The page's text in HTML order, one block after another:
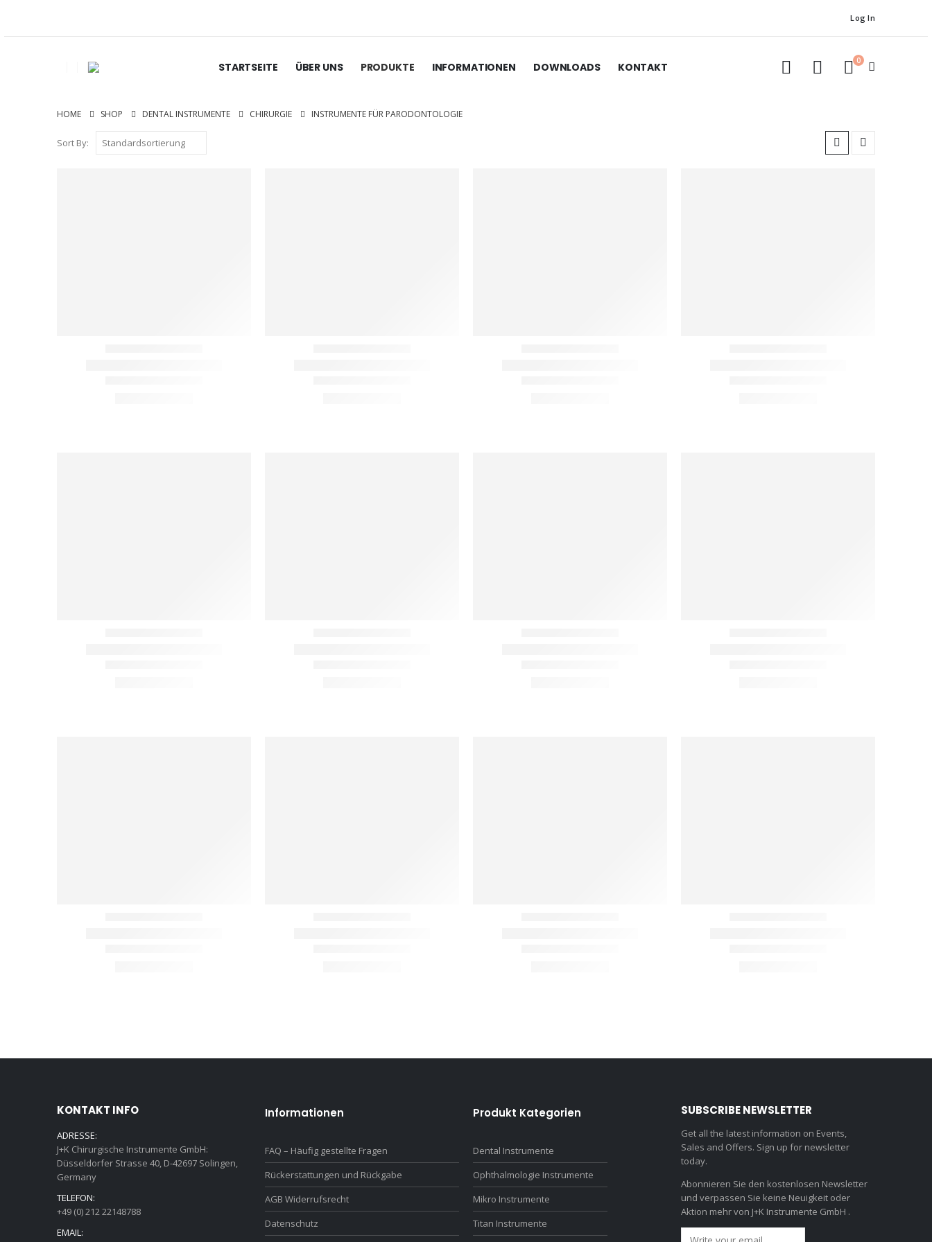
Log In
STARTSEITE ÜBER UNS PRODUKTE INFORMATIONEN DOWNLOADS KONTAKT
0
HOME SHOP DENTAL INSTRUMENTE CHIRURGIE INSTRUMENTE FÜR PARODONTOLOGIE
Sort By:
KONTAKT INFO
ADRESSE:
J+K Chirurgische Instrumente GmbH:
Düsseldorfer Strasse 40, D-42697 Solingen,
Germany
TELEFON:
+49 (0) 212 22148788
EMAIL:
Informationen
FAQ – Häufig gestellte Fragen
Rückerstattungen und Rückgabe
AGB Widerrufsrecht
Datenschutz
Produkt Kategorien
Dental Instrumente
Ophthalmologie Instrumente
Mikro Instrumente
Titan Instrumente
SUBSCRIBE NEWSLETTER
Get all the latest information on Events,
Sales and Offers. Sign up for newsletter
today.
Abonnieren Sie den kostenlosen Newsletter
und verpassen Sie keine Neuigkeit oder
Aktion mehr von J+K Instrumente GmbH .